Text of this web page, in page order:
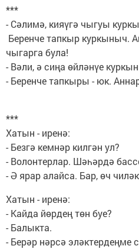
***
- Сәлимә, кияүгә чыгуы
Беренче тапкыр куркыныч.
чыгарга була!
- Вәли, ә сиңа өйләнүе
- Беренче тапкыры - юк.
***
Хатын - иренә:
- Безгә кемнәр килгән ул?
- Волонтерлар. Шәһәрдә
- Ә ярар алайса. Бар, өч
Хатын - иренә:
- Кайда йөрдең төн буе?
- Балыкта.
- Берәр нәрсә эләктердеңме